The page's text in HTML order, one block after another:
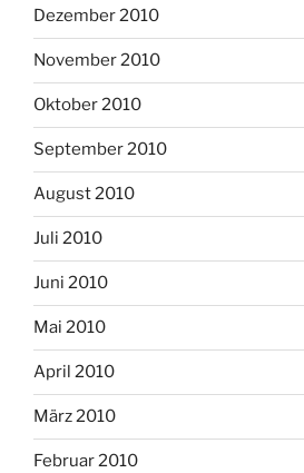
Dezember 2010
November 2010
Oktober 2010
September 2010
August 2010
Juli 2010
Juni 2010
Mai 2010
April 2010
März 2010
Februar 2010